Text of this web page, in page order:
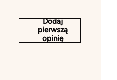
Dodaj
pierwszą
opinię